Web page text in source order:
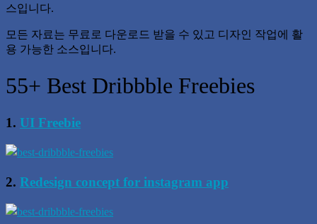
스입니다.
모든 자료는 무료로 다운로드 받을 수 있고 디자인 작업에 활
용 가능한 소스입니다.
55+ Best Dribbble Freebies
1. UI Freebie
2. Redesign concept for instagram app